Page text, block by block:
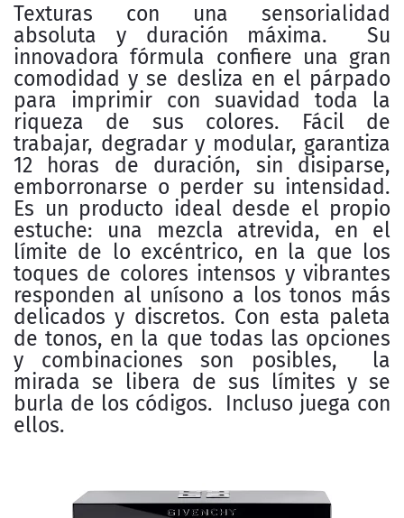
Texturas con una sensorialidad
absoluta y duración máxima. Su
innovadora fórmula confiere una gran
comodidad y se desliza en el párpado
para imprimir con suavidad toda la
riqueza de sus colores. Fácil de
trabajar, degradar y modular, garantiza
12 horas de duración, sin disiparse,
emborronarse o perder su intensidad.
Es un producto ideal desde el propio
estuche: una mezcla atrevida, en el
límite de lo excéntrico, en la que los
toques de colores intensos y vibrantes
responden al unísono a los tonos más
delicados y discretos. Con esta paleta
de tonos, en la que todas las opciones
y combinaciones son posibles, la
mirada se libera de sus límites y se
burla de los códigos. Incluso juega con
ellos.